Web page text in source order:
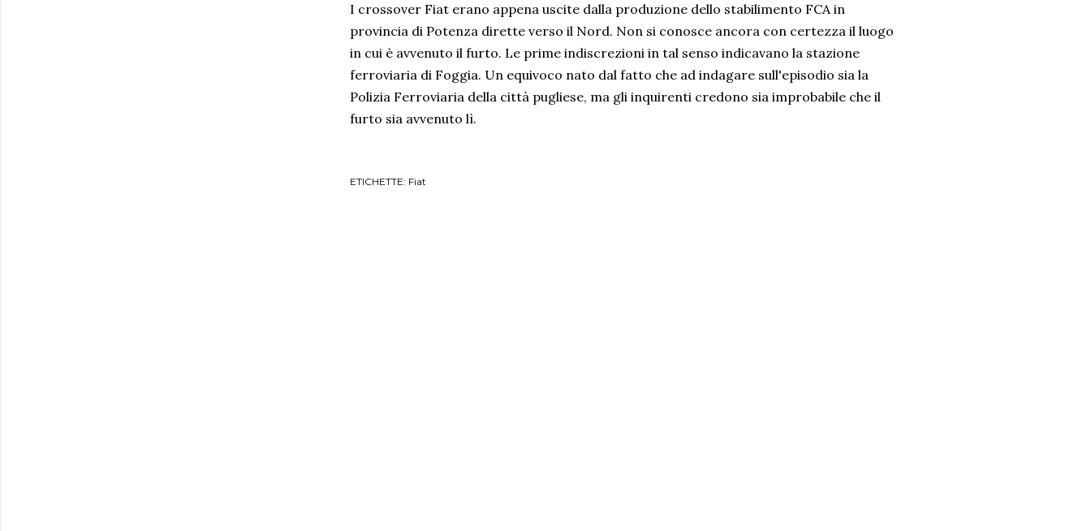
I crossover Fiat erano appena uscite dalla produzione dello stabilimento FCA in
provincia di Potenza dirette verso il Nord. Non si conosce ancora con certezza il luogo
in cui è avvenuto il furto. Le prime indiscrezioni in tal senso indicavano la stazione
ferroviaria di Foggia. Un equivoco nato dal fatto che ad indagare sull'episodio sia la
Polizia Ferroviaria della città pugliese, ma gli inquirenti credono sia improbabile che il
furto sia avvenuto lì.
ETICHETTE: Fiat